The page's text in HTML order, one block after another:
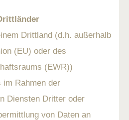
Drittland (d.h. außerhalb
(EU) oder des
(EWR))
im Rahmen der
Diensten Dritter oder
von Daten an